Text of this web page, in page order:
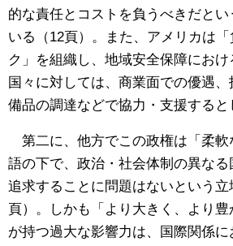
的な責任とコストを負うべきだと
いる（12頁）。また、アメリカは
ク」を組織し、地域安全保障にお
国々に対しては、商業面での優遇
備品の調達などで協力・支援すると
第二に、他方でこの政権は「柔軟
語の下で、政治・社会体制の異な
追求することに問題はないという
頁）。しかも「より大きく、より
が持つ過大な影響力は、国際関係